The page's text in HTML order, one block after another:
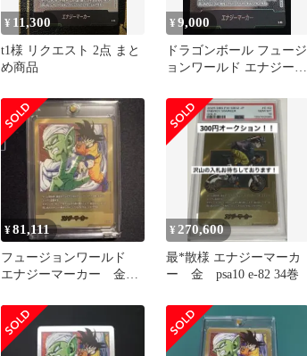
¥ 11,300
t1様 リクエスト 2点 まと
め商品
¥9,000
ドラゴンボール フュージ
ョンワールド エナジーマ
¥81,111
フュージョンワールド
エナジーマーカー 金
¥ 270,600
最*散様 エナジーマーカ
ー 金 psa10 e-82 34巻